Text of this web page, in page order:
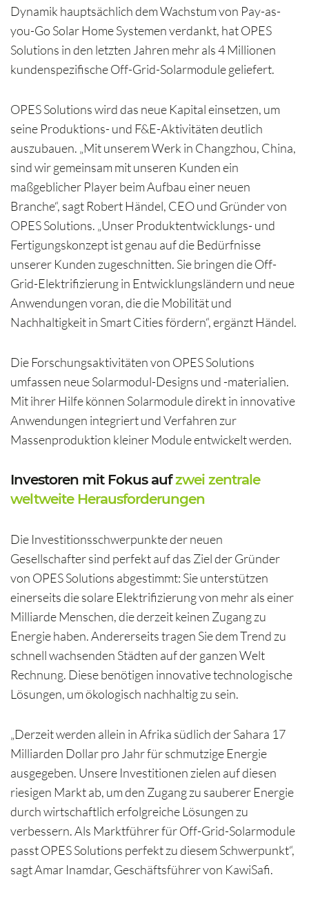
Dynamik hauptsächlich dem Wachstum von Pay-as-
you-Go Solar Home Systemen verdankt, hat OPES
Solutions in den letzten Jahren mehr als 4 Millionen
kundenspezifische Off-Grid-Solarmodule geliefert.
OPES Solutions wird das neue Kapital einsetzen, um
seine Produktions- und F&E-Aktivitäten deutlich
auszubauen. „Mit unserem Werk in Changzhou, China,
sind wir gemeinsam mit unseren Kunden ein
maßgeblicher Player beim Aufbau einer neuen
Branche“, sagt Robert Händel, CEO und Gründer von
OPES Solutions. „Unser Produktentwicklungs- und
Fertigungskonzept ist genau auf die Bedürfnisse
unserer Kunden zugeschnitten. Sie bringen die Off-
Grid-Elektrifizierung in Entwicklungsländern und neue
Anwendungen voran, die die Mobilität und
Nachhaltigkeit in Smart Cities fördern“, ergänzt Händel.
Die Forschungsaktivitäten von OPES Solutions
umfassen neue Solarmodul-Designs und -materialien.
Mit ihrer Hilfe können Solarmodule direkt in innovative
Anwendungen integriert und Verfahren zur
Massenproduktion kleiner Module entwickelt werden.
Investoren mit Fokus aufzwei zentrale
weltweite Herausforderungen
Die Investitionsschwerpunkte der neuen
Gesellschafter sind perfekt auf das Ziel der Gründer
von OPES Solutions abgestimmt: Sie unterstützen
einerseits die solare Elektrifizierung von mehr als einer
Milliarde Menschen, die derzeit keinen Zugang zu
Energie haben. Andererseits tragen Sie dem Trend zu
schnell wachsenden Städten auf der ganzen Welt
Rechnung. Diese benötigen innovative technologische
Lösungen, um ökologisch nachhaltig zu sein.
„Derzeit werden allein in Afrika südlich der Sahara 17
Milliarden Dollar pro Jahr für schmutzige Energie
ausgegeben. Unsere Investitionen zielen auf diesen
riesigen Markt ab, um den Zugang zu sauberer Energie
durch wirtschaftlich erfolgreiche Lösungen zu
verbessern. Als Marktführer für Off-Grid-Solarmodule
passt OPES Solutions perfekt zu diesem Schwerpunkt“,
sagt Amar Inamdar, Geschäftsführer von KawiSafi.